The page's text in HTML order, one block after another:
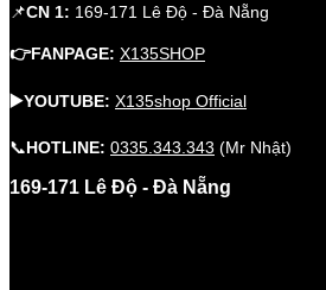
📌CN 1: 169-171 Lê Độ - Đà Nẵng
👉FANPAGE: X135SHOP
▶️YOUTUBE: X135shop Official
📞HOTLINE: 0335.343.343 (Mr Nhật)
169-171 Lê Độ - Đà Nẵng